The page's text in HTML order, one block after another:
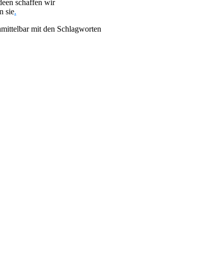
schaffen wir
sie.
mit den Schlagworten